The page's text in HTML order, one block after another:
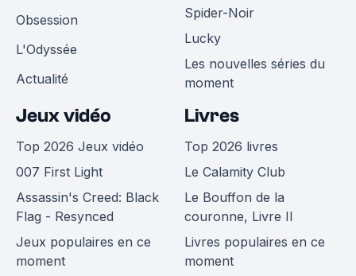
Obsession
L'Odyssée
Actualité
Spider-Noir
Lucky
Les nouvelles séries du
moment
Jeux vidéo
Top 2026 Jeux vidéo
007 First Light
Assassin's Creed: Black
Flag - Resynced
Jeux populaires en ce
moment
Livres
Top 2026 livres
Le Calamity Club
Le Bouffon de la
couronne, Livre II
Livres populaires en ce
moment